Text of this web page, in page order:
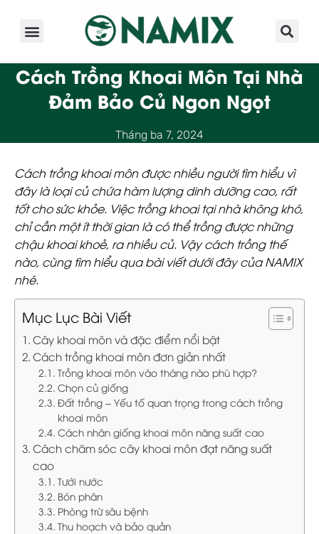
Cách Trồng Khoai Môn Tại Nhà
Đảm Bảo Củ Ngon Ngọt
Tháng ba 7, 2024
Cách trồng khoai môn được nhiều người tìm hiểu vì
đây là loại củ chứa hàm lượng dinh dưỡng cao, rất
tốt cho sức khỏe. Việc trồng khoai tại nhà không khó,
chỉ cần một ít thời gian là có thể trồng được những
chậu khoai khoẻ, ra nhiều củ. Vậy cách trồng thế
nào, cùng tìm hiểu qua bài viết dưới đây của NAMIX
nhé.
Mục Lục Bài Viết
Cây khoai môn và đặc điểm nổi bật
Cách trồng khoai môn đơn giản nhất
Trồng khoai môn vào tháng nào phù hợp?
Chọn củ giống
Đất trồng – Yếu tố quan trọng trong cách trồng
khoai môn
Cách nhân giống khoai môn năng suất cao
Cách chăm sóc cây khoai môn đạt năng suất
cao
Tưới nước
Bón phân
Phòng trừ sâu bệnh
Thu hoạch và bảo quản